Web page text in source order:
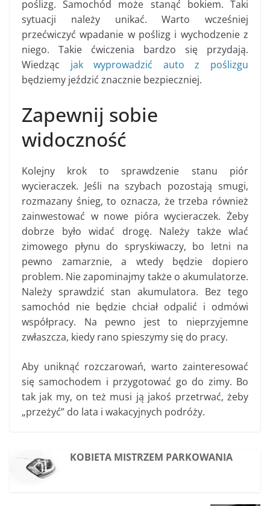
poślizg. Samochód może stanąć bokiem. Taki
sytuacji należy unikać. Warto wcześniej
przećwiczyć wpadanie w poślizg i wychodzenie z
niego. Takie ćwiczenia bardzo się przydają.
Wiedząc jak wyprowadzić auto z poślizgu
będziemy jeździć znacznie bezpieczniej.
Zapewnij sobie
widoczność
Kolejny krok to sprawdzenie stanu piór
wycieraczek. Jeśli na szybach pozostają smugi,
rozmazany śnieg, to oznacza, że trzeba również
zainwestować w nowe pióra wycieraczek. Żeby
dobrze było widać drogę. Należy także wlać
zimowego płynu do spryskiwaczy, bo letni na
pewno zamarznie, a wtedy będzie dopiero
problem. Nie zapominajmy także o akumulatorze.
Należy sprawdzić stan akumulatora. Bez tego
samochód nie będzie chciał odpalić i odmówi
współpracy. Na pewno jest to nieprzyjemne
zwłaszcza, kiedy rano spieszymy się do pracy.
Aby uniknąć rozczarowań, warto zainteresować
się samochodem i przygotować go do zimy. Bo
tak jak my, on też musi ją jakoś przetrwać, żeby
„przeżyć” do lata i wakacyjnych podróży.
KOBIETA MISTRZEM PARKOWANIA